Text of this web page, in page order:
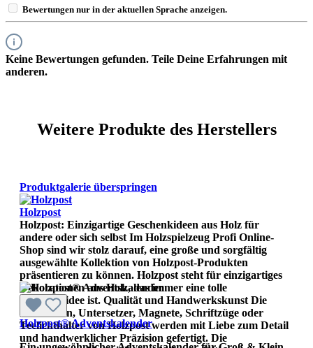
Bewertungen nur in der aktuellen Sprache anzeigen.
Keine Bewertungen gefunden. Teile Deine Erfahrungen mit
anderen.
Weitere Produkte des Herstellers
Produktgalerie überspringen
Holzpost
Holzpost: Einzigartige Geschenkideen aus Holz für
andere oder sich selbst Im Holzspielzeug Profi Online-
Shop sind wir stolz darauf, eine große und sorgfältig
ausgewählte Kollektion von Holzpost-Produkten
präsentieren zu können. Holzpost steht für einzigartiges
Dekorationen aus Holz, das immer eine tolle
Geschenkidee ist. Qualität und Handwerkskunst Die
Holzkarten, Untersetzer, Magnete, Schriftzüge oder
Teelichthalter von Holzpost werden mit Liebe zum Detail
und handwerklicher Präzision gefertigt. Die
Holzpost® Adventskalender